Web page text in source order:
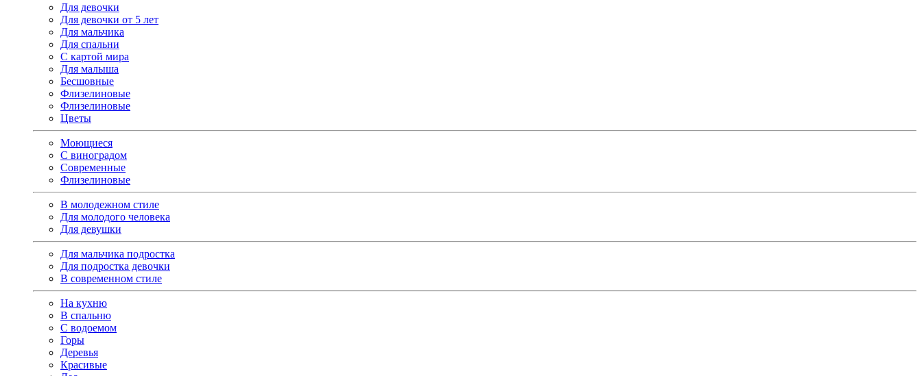
Для девочки
Для девочки от 5 лет
Для мальчика
Для спальни
С картой мира
Для малыша
Бесшовные
Флизелиновые
Флизелиновые
Цветы
Моющиеся
С виноградом
Современные
Флизелиновые
В молодежном стиле
Для молодого человека
Для девушки
Для мальчика подростка
Для подростка девочки
В современном стиле
На кухню
В спальню
С водоемом
Горы
Деревья
Красивые